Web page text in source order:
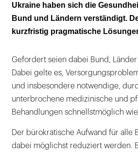
gesundheitliche Betreuung
gesamtgesellschaftliche
Ukraine haben sich die
Bund und Ländern verständigt.
kurzfristig pragmatische
Gefordert seien dabei Bund,
Dabei gelte es,
und insbesondere notwendige,
unterbrochene medizinische und
Behandlungen schnellstmöglich
Der bürokratische Aufwand für alle
dabei möglichst reduziert werden.